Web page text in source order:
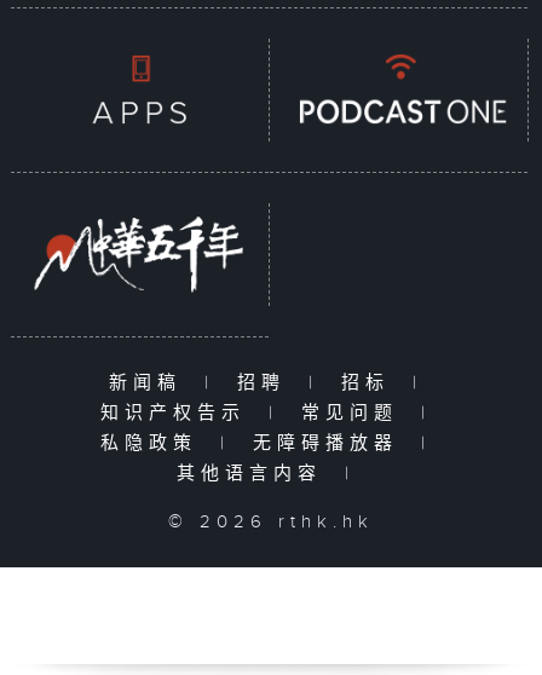
新闻稿 | 招聘 | 招标
|
知识产权告示
| 常见问题
|
私隐政策
| 无障碍播放器
|
其他语言内容
|
© 2026 rthk.hk